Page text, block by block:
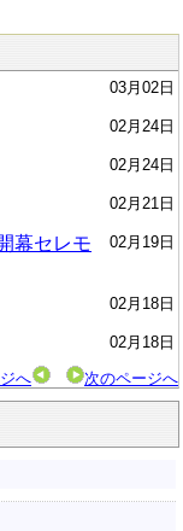
03月02日
02月24日
02月24日
02月21日
02月19日
幕セレモ
02月18日
02月18日
へ 次のページへ